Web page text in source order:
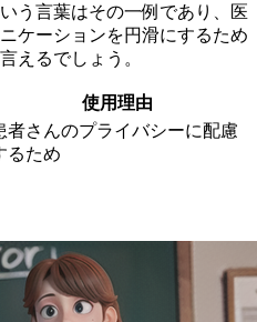
う言葉はその一例であり、医
ケーションを円滑にするため
えるでしょう。
使用理由
者さんのプライバシーに配慮
るため